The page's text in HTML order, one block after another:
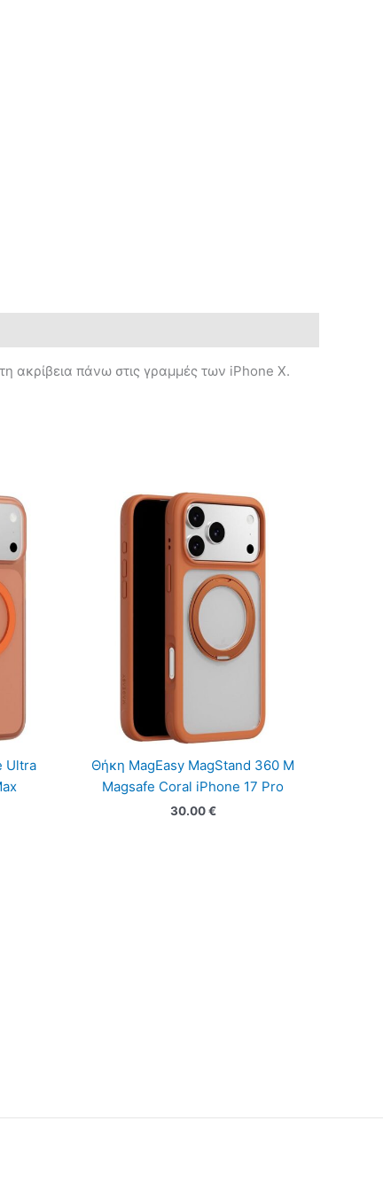
ακρίβεια πάνω στις γραμμές των iPhone X.
Ultra
Θήκη MagEasy MagStand 360 M
Magsafe Coral iPhone 17 Pro
30.00€